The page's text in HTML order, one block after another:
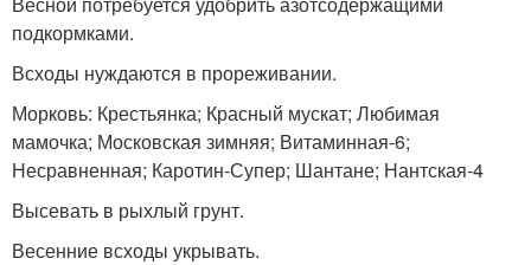
подкормками.
Всходы нуждаются в прореживании.
Морковь: Крестьянка; Красный мускат; Любимая
мамочка; Московская зимняя; Витаминная-6;
Несравненная; Каротин-Супер; Шантане; Нантская-4
Высевать в рыхлый грунт.
Весенние всходы укрывать.